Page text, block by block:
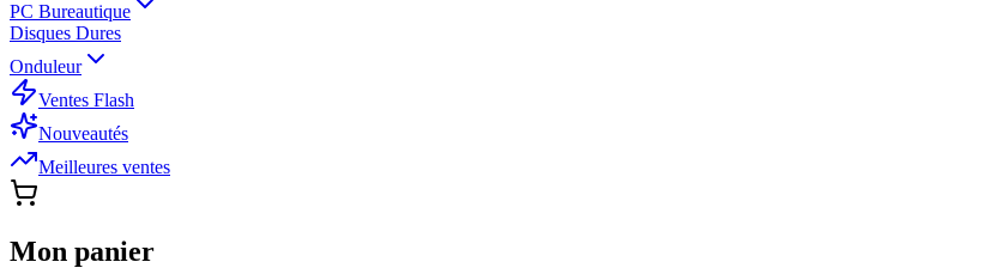
PC Bureautique
Disques Dures
Onduleur
Ventes Flash
Nouveautés
Meilleures ventes
Mon panier